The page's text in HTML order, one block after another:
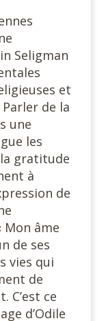
Seligman
et
de la
une
les
gratitude
à
de
Mon âme
de ses
vies qui
de
C’est ce
d’Odile